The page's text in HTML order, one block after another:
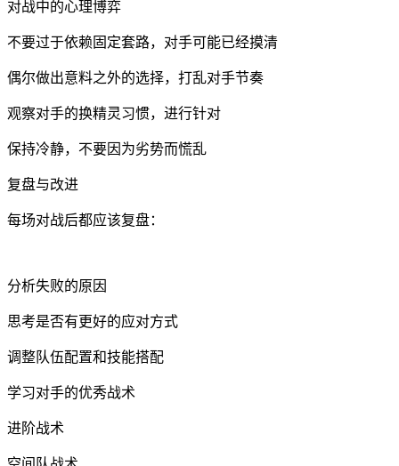
对战中的心理博弈
不要过于依赖固定套路，对手可能已经摸清
偶尔做出意料之外的选择，打乱对手节奏
观察对手的换精灵习惯，进行针对
保持冷静，不要因为劣势而慌乱
复盘与改进
每场对战后都应该复盘：
分析失败的原因
思考是否有更好的应对方式
调整队伍配置和技能搭配
学习对手的优秀战术
进阶战术